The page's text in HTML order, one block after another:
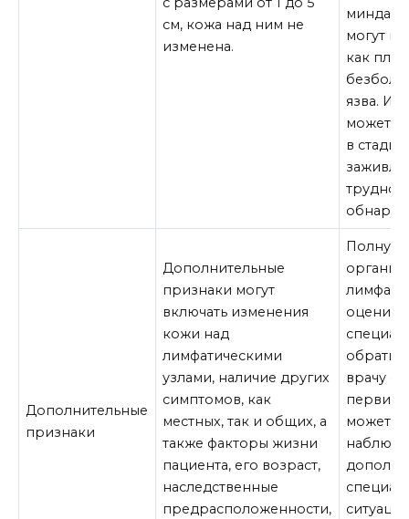
см, кожа над ним не
изменена.
могут
как
язва.
может
в стадии
трудной
Дополнительные
признаки
Дополнительные
признаки могут
включать изменения
кожи над
лимфатическими
узлами, наличие других
симптомов, как
местных, так и общих, а
также факторы жизни
пациента, его возраст,
наследственные
предрасположенности,
Полную
врачу
может